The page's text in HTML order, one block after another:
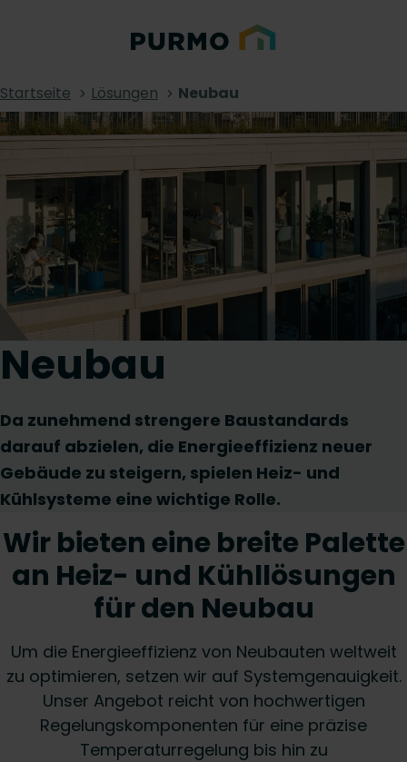
Startseite Lösungen Neubau
Neubau
Da zunehmend strengere Baustandards
darauf abzielen, die Energieeffizienz neuer
Gebäude zu steigern, spielen Heiz- und
Kühlsysteme eine wichtige Rolle.
Wir bieten eine breite Palette
an Heiz- und Kühllösungen
für den Neubau
Um die Energieeffizienz von Neubauten weltweit
zu optimieren, setzen wir auf Systemgenauigkeit.
Unser Angebot reicht von hochwertigen
Regelungskomponenten für eine präzise
Temperaturregelung bis hin zu